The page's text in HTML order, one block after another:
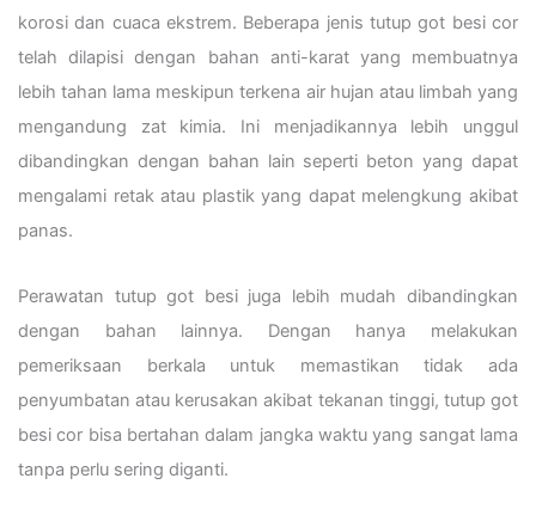
korosi dan cuaca ekstrem. Beberapa jenis tutup got besi cor
telah dilapisi dengan bahan anti-karat yang membuatnya
lebih tahan lama meskipun terkena air hujan atau limbah yang
mengandung zat kimia. Ini menjadikannya lebih unggul
dibandingkan dengan bahan lain seperti beton yang dapat
mengalami retak atau plastik yang dapat melengkung akibat
panas.
Perawatan tutup got besi juga lebih mudah dibandingkan
dengan bahan lainnya. Dengan hanya melakukan
pemeriksaan berkala untuk memastikan tidak ada
penyumbatan atau kerusakan akibat tekanan tinggi, tutup got
besi cor bisa bertahan dalam jangka waktu yang sangat lama
tanpa perlu sering diganti.